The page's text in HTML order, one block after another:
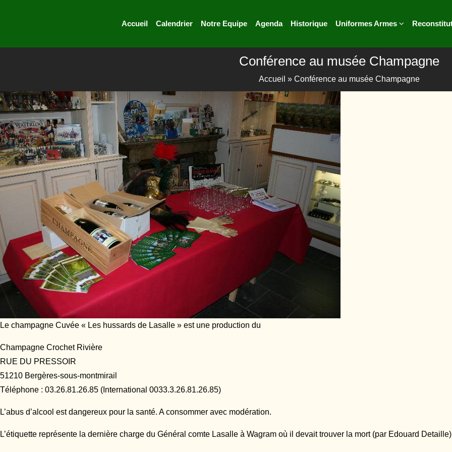
Accueil Calendrier Notre Equipe Agenda Historique Uniformes Armes
Conférence au musée Champagne
Accueil » Conférence au musée Champagne
Le champagne Cuvée « Les hussards de Lasalle » est une production du
Champagne Crochet Rivière
RUE DU PRESSOIR
51210 Bergères-sous-montmirail
Téléphone : 03.26.81.26.85 (International 0033.3.26.81.26.85)
L’abus d’alcool est dangereux pour la santé. A consommer avec modération.
L’étiquette représente la dernière charge du Général comte Lasalle à Wagram où il devait trouver la mort (par Edouard Detaille)